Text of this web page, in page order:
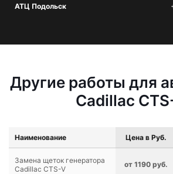
АТЦ Подольск
Другие работы для
Cadillac
Наименование Цена в Руб.
Замена щеток генератора
Cadillac CTS-V
от 1190 руб.